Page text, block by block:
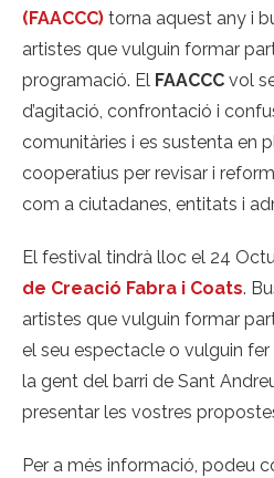
(FAACCC) torna aquest any i
artistes que vulguin formar
programació. El FAACCC vol
d’agitació, confrontació i
comunitàries i es sustenta en
cooperatius per revisar i
com a ciutadanes, entitats i
El festival tindrà lloc el 24
de Creació Fabra i Coats.
artistes que vulguin formar
el seu espectacle o vulguin
la gent del barri de Sant
presentar les vostres
Per a més informació, podeu